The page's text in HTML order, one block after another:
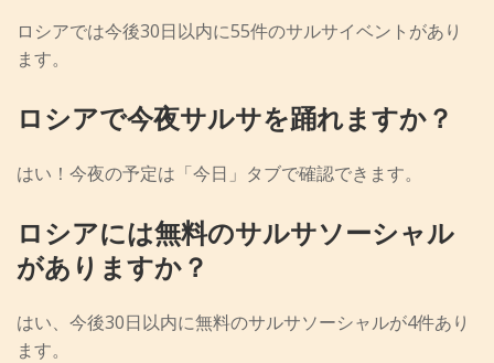
ロシアでは今後30日以内に55件のサルサイベントがあり
ます。
ロシアで今夜サルサを踊れますか？
はい！今夜の予定は「今日」タブで確認できます。
ロシアには無料のサルサソーシャル
がありますか？
はい、今後30日以内に無料のサルサソーシャルが4件あり
ます。